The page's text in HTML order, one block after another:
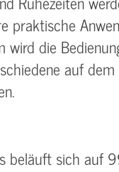
praktische
wird die
auf
beläuft sich